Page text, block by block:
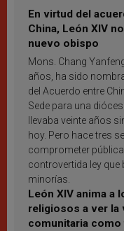
En virtud del
China, León XIV
nuevo obispo
Mons. Chang
años, ha sido
del Acuerdo entre
Sede para una
llevaba veinte años
hoy. Pero hace tres
comprometer
controvertida ley que
minorías.
León XIV anima a
religiosos a ver la
comunitaria como